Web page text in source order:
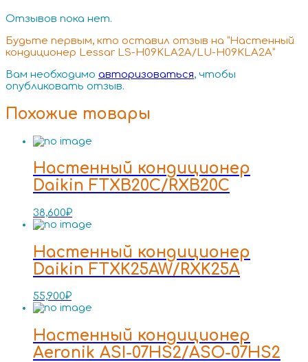
Отзывов пока нет.
Будьте первым, кто оставил отзыв на “Настенный
кондиционер Lessar LS-H09KLA2A/LU-H09KLA2A”
Вам необходимо авторизоваться, чтобы
опубликовать отзыв.
Похожие товары
Настенный кондиционер
Daikin FTXB20C/RXB20C
38,600₽
Настенный кондиционер
Daikin FTXK25AW/RXK25A
55,900₽
Настенный кондиционер
Aeronik ASI-07HS2/ASO-07HS2